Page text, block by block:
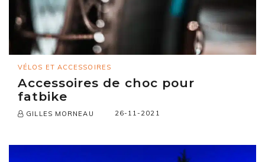
VÉLOS ET ACCESSOIRES
Accessoires de choc pour
fatbike
GILLES MORNEAU 26-11-2021